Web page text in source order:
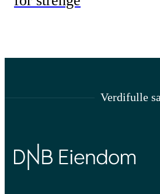
Verdifulle